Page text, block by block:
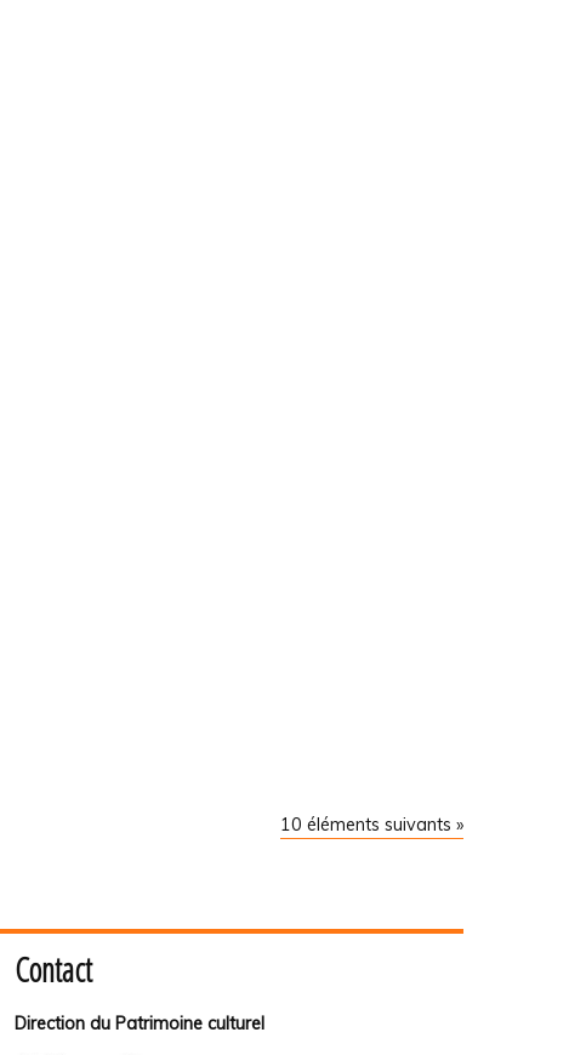
10 éléments suivants »
Contact
Direction du Patrimoine culturel